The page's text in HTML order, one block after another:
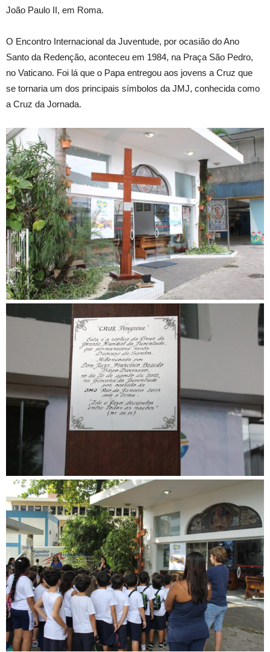
João Paulo II, em Roma.
O Encontro Internacional da Juventude, por ocasião do Ano
Santo da Redenção, aconteceu em 1984, na Praça São Pedro,
no Vaticano. Foi lá que o Papa entregou aos jovens a Cruz que
se tornaria um dos principais símbolos da JMJ, conhecida como
a Cruz da Jornada.